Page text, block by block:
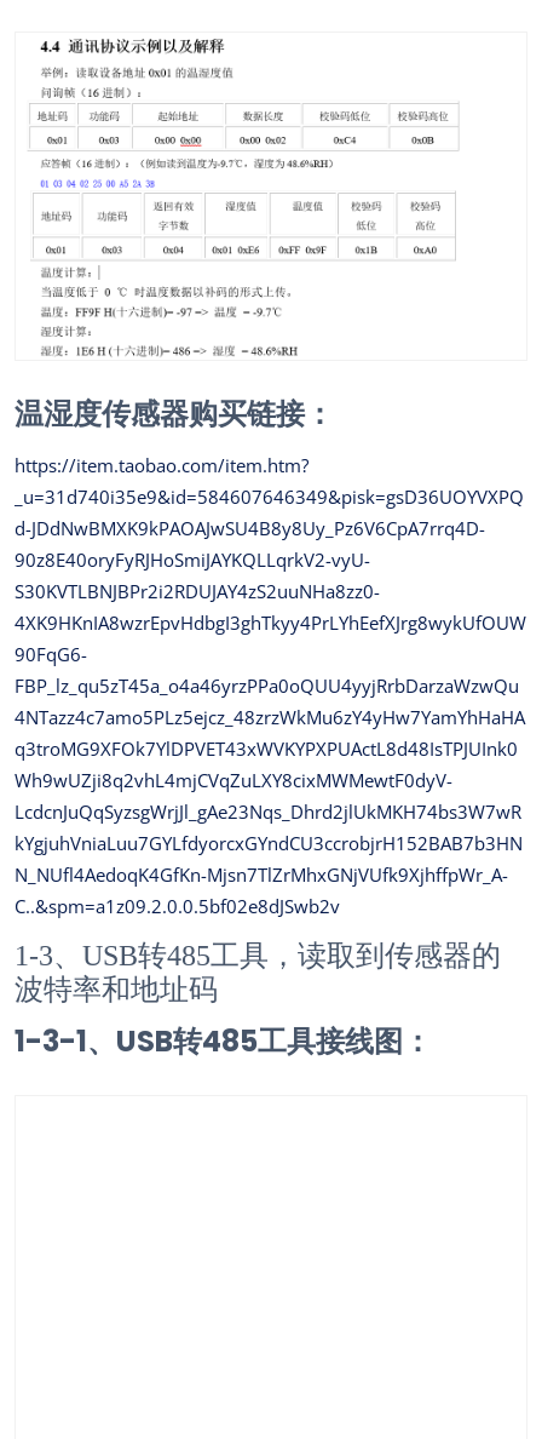
温湿度传感器购买链接：
https://item.taobao.com/item.htm?
_u=31d740i35e9&id=584607646349&pisk=gsD36UOYVXPQ
d-JDdNwBMXK9kPAOAJwSU4B8y8Uy_Pz6V6CpA7rrq4D-
90z8E40oryFyRJHoSmiJAYKQLLqrkV2-vyU-
S30KVTLBNJBPr2i2RDUJAY4zS2uuNHa8zz0-
4XK9HKnIA8wzrEpvHdbgI3ghTkyy4PrLYhEefXJrg8wykUfOUW
90FqG6-
FBP_lz_qu5zT45a_o4a46yrzPPa0oQUU4yyjRrbDarzaWzwQu
4NTazz4c7amo5PLz5ejcz_48zrzWkMu6zY4yHw7YamYhHaHA
q3troMG9XFOk7YlDPVET43xWVKYPXPUActL8d48IsTPJUInk0
Wh9wUZji8q2vhL4mjCVqZuLXY8cixMWMewtF0dyV-
LcdcnJuQqSyzsgWrjJl_gAe23Nqs_Dhrd2jlUkMKH74bs3W7wR
kYgjuhVniaLuu7GYLfdyorcxGYndCU3ccrobjrH152BAB7b3HN
N_NUfl4AedoqK4GfKn-Mjsn7TlZrMhxGNjVUfk9XjhffpWr_A-
C..&spm=a1z09.2.0.0.5bf02e8dJSwb2v
1-3、USB转485工具，读取到传感器的
波特率和地址码
1-3-1、USB转485工具接线图：